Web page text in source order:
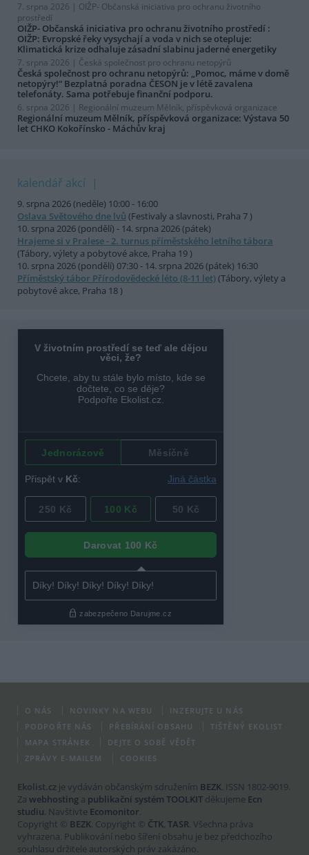
7. srpna 2026 | OIŽP- Občanská iniciativa pro ochranu životního
prostředí
OIŽP- Občanská iniciativa pro ochranu životního prostředí :
OIŽP: Evropské řeky vysychají a voda v nich se otepluje:
Klimatická krize odhaluje zásadní slabinu jaderné energetiky
7. srpna 2026 | Česká společnost pro ochranu netopýrů
Česká společnost pro ochranu netopýrů: „Pomoc, máme v domě
netopýry!“ Bezplatná poradna ČESON je v létě zavalena
telefonáty. Sama potřebuje finanční podporu.
6. srpna 2026 | Regionální muzeum Mělník, příspěvková organizace
Regionální muzeum Mělník, příspěvková organizace: Výstava 50
let CHKO Kokořínsko - Máchův kraj
kalendář akcí
9. srpna 2026 (neděle) 10:00 - 16:00
Oslava Světového dne lvů (Festivaly a slavnosti, Praha 7 )
10. srpna 2026 (pondělí) - 14. srpna 2026 (pátek)
Hrajeme si v Pralese - 2. turnus příměstského letního tábora
(Tábory, výlety a pobytové akce, Praha 19 )
10. srpna 2026 (pondělí) 07:30 - 14. srpna 2026 (pátek) 16:30
Příměstský tábor Přírodovědecké léto (8-11 let)(Tábory, výlety a
pobytové akce, Praha 18 )
O NÁS NOVINKY NA WEBU
INZERUJTE U NÁS
PODPOŘTE NÁS
PŘEBÍRÁNÍ OBSAHU
TIŠTĚNÝ EKOLIST
MAPA STRÁNEK
DEJTE O SOBĚ VĚDĚT
ZPRÁVY E-MAILEM
COOKIES
Ekolist.cz je vydáván občanským sdružením BEZK. ISSN 1802-9019.
Za webhosting a publikační systém TOOLKIT děkujeme Ecn
studiu. Navštivte Ecomonitor.
Copyright © BEZK. Copyright © ČTK, TASR. Všechna práva
vyhrazena. Publikování nebo šíření obsahu je bez předchozího
souhlasu držitele autorských práv zakázáno.